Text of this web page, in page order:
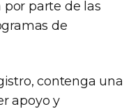
parte de las
de
contenga una
apoyo y